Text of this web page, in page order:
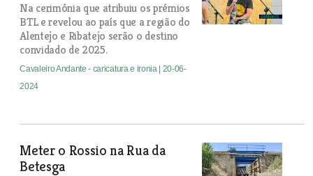
Na cerimónia que atribuiu os prémios
BTL e revelou ao país que a região do
Alentejo e Ribatejo serão o destino
convidado de 2025.
Cavaleiro Andante - caricatura e ironia | 20-06-
2024
Meter o Rossio na Rua da
Betesga